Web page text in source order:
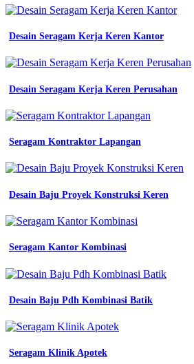
seragam
dinas
kerja
kemeja
pdh
seragam
bumn
navy
dongker
lengan
wearpack
Seragam
Kerja
Abu
Abu
wearpack
safety
biru
seragam
model
Desain Seragam Kerja Keren Kantor
Desain Seragam Kerja Keren Perusahan
Seragam Kontraktor Lapangan
Desain Baju Proyek Konstruksi Keren
Seragam Kantor Kombinasi
Desain Baju Pdh Kombinasi Batik
Seragam Klinik Apotek